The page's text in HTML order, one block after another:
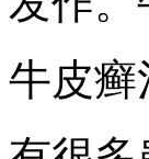
牛皮癣